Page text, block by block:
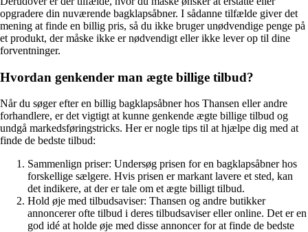
opgradere din nuværende bagklapsåbner. I sådanne tilfælde giver det
mening at finde en billig pris, så du ikke bruger unødvendige penge på
et produkt, der måske ikke er nødvendigt eller ikke lever op til dine
forventninger.
Hvordan genkender man ægte billige tilbud?
Når du søger efter en billig bagklapsåbner hos Thansen eller andre
forhandlere, er det vigtigt at kunne genkende ægte billige tilbud og
undgå markedsføringstricks. Her er nogle tips til at hjælpe dig med at
finde de bedste tilbud:
Sammenlign priser: Undersøg prisen for en bagklapsåbner hos
forskellige sælgere. Hvis prisen er markant lavere et sted, kan
det indikere, at der er tale om et ægte billigt tilbud.
Hold øje med tilbudsaviser: Thansen og andre butikker
annoncerer ofte tilbud i deres tilbudsaviser eller online. Det er en
god idé at holde øje med disse annoncer for at finde de bedste